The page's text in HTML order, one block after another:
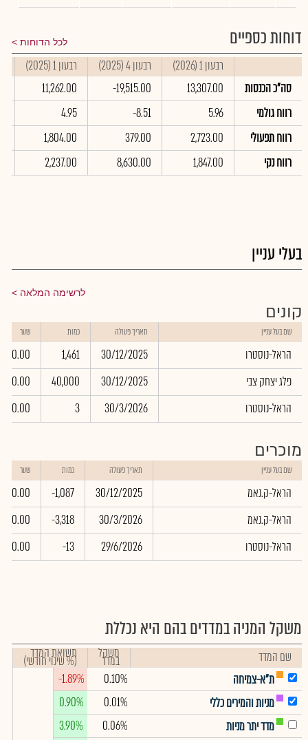
דוחות כספיים לכל הדוחות
רבעון 1 (2026) רבעון 4 (2025) רבעון 1 (2025)
סה"כ הכנסות
13,307.00
-19,515.00
11,262.00
רווח גולמי
5.96
-8.51
4.95
רווח תפעולי
2,723.00
379.00
1,804.00
רווח נקי
1,847.00
8,630.00
2,237.00
בעלי עניין
לרשימה המלאה
קונים
שם בעל עניין תאריך פעולה כמות שער
הראל-נוסטרו 30/12/2025
1,461
0.00
פלג יצחק צבי
30/12/2025
40,000
0.00
הראל-נוסטרו
30/3/2026
3
0.00
מוכרים
שם בעל עניין תאריך פעולה כמות שער
הראל-ק.נאמ 30/12/2025
-1,087
0.00
הראל-ק.נאמ
30/3/2026
-3,318
0.00
הראל-נוסטרו
29/6/2026
-13
0.00
משקל המניה במדדים בהם היא נכללת
שם המדד משקל
במדד תשואת המדד
(% שינוי חודשי)
ת"א-צמיחה
0.10%
-1.89%
מניות והמירים כללי
0.01%
0.90%
מדד יתר מניות
0.06%
3.90%